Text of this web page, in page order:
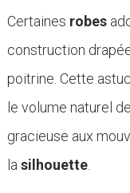
Certaines robes
construction
poitrine. Cette
le volume naturel
gracieuse aux
la silhouette.